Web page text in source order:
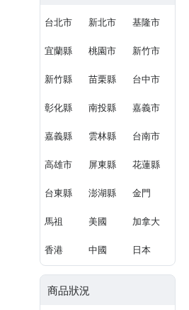
台北市 新北市 基隆市
宜蘭縣 桃園市 新竹市
新竹縣 苗栗縣 台中市
彰化縣 南投縣 嘉義市
嘉義縣 雲林縣 台南市
高雄市 屏東縣 花蓮縣
台東縣 澎湖縣 金門
馬祖 美國 加拿大
香港 中國 日本
商品狀況